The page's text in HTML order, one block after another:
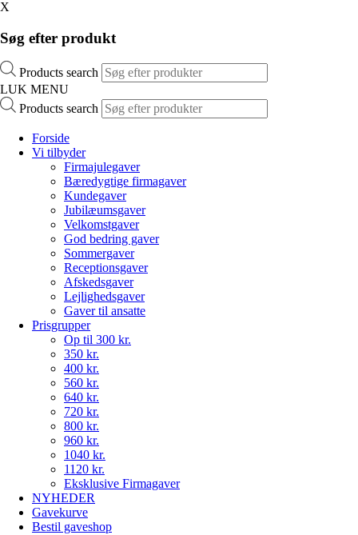
X
Søg efter produkt
Products search
LUK MENU
Products search
Forside
Vi tilbyder
Firmajulegaver
Bæredygtige firmagaver
Kundegaver
Jubilæumsgaver
Velkomstgaver
God bedring gaver
Sommergaver
Receptionsgaver
Afskedsgaver
Lejlighedsgaver
Gaver til ansatte
Prisgrupper
Op til 300 kr.
350 kr.
400 kr.
560 kr.
640 kr.
720 kr.
800 kr.
960 kr.
1040 kr.
1120 kr.
Eksklusive Firmagaver
NYHEDER
Gavekurve
Bestil gaveshop